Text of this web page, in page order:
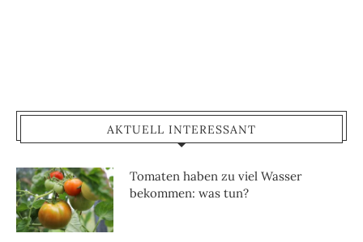
AKTUELL INTERESSANT
Tomaten haben zu viel Wasser
bekommen: was tun?